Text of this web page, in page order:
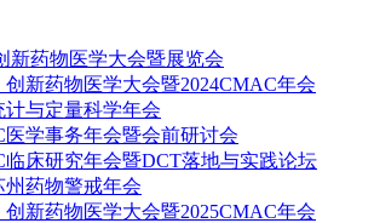
新药物医学大会暨展览会
新药物医学大会暨2024CMAC年会
与定量科学年会
学事务年会暨会前研讨会
床研究年会暨DCT落地与实践论坛
药物警戒年会
新药物医学大会暨2025CMAC年会